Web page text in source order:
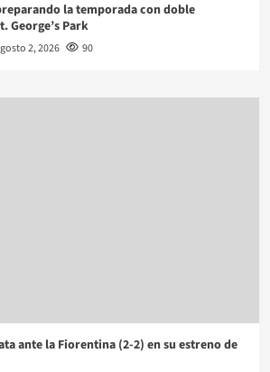
la temporada con doble
George’s Park
2, 2026 90
ante la Fiorentina (2-2) en su estreno de